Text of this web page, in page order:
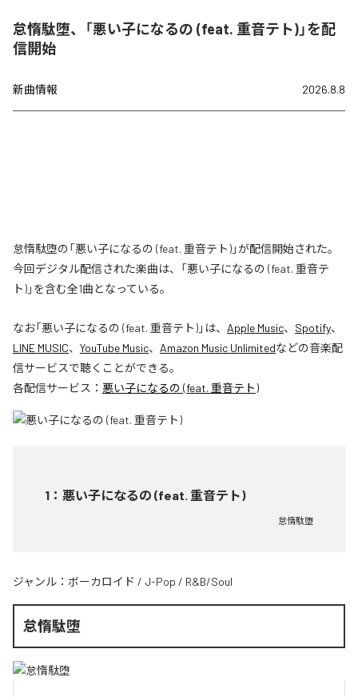
怠惰駄堕、「悪い子になるの (feat. 重音テト)」を配
信開始
新曲情報 2026.8.8
怠惰駄堕の「悪い子になるの (feat. 重音テト)」が配信開始された。
今回デジタル配信された楽曲は、「悪い子になるの (feat. 重音テ
ト)」を含む全1曲となっている。
なお「悪い子になるの (feat. 重音テト)」は、 Apple Music、 Spotify、
LINE MUSIC、 YouTube Music、 Amazon Music Unlimitedなどの音楽配
信サービスで聴くことができる。
各配信サービス： 悪い子になるの (feat. 重音テト)
1 ： 悪い子になるの (feat. 重音テト)
怠惰駄堕
ジャンル： ボーカロイド / J-Pop / R&B/Soul
怠惰駄堕